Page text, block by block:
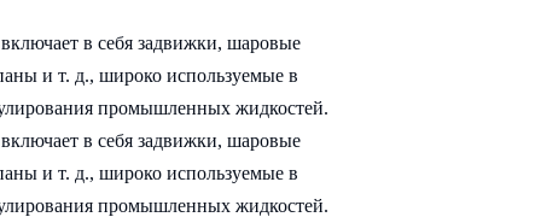
в себя задвижки, шаровые
и т. д., широко используемые в
промышленных жидкостей.
в себя задвижки, шаровые
и т. д., широко используемые в
промышленных жидкостей.